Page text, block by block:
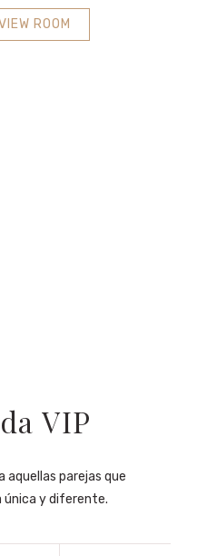
ROOM
VIP
aquellas parejas que
única y diferente.